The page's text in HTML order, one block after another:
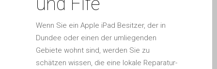
Apple Mac macOS & OS X
Repairs
Apple Mac Mini Repairs
and Upgrades in Dundee
Wenn Sie ein Apple iPad Besitzer, der in
Dundee oder einen der umliegenden
Gebiete wohnt sind, werden Sie zu
schätzen wissen, die eine lokale Reparatur-